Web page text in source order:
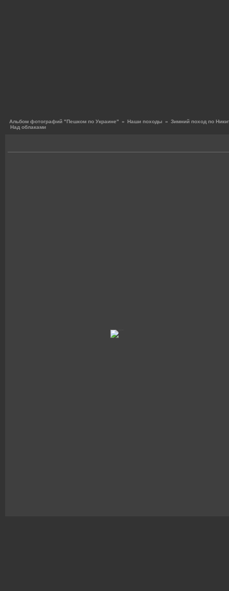
Альбом фотографий "Пешком по Украине" » Наши походы » Зимний поход по
Над облаками